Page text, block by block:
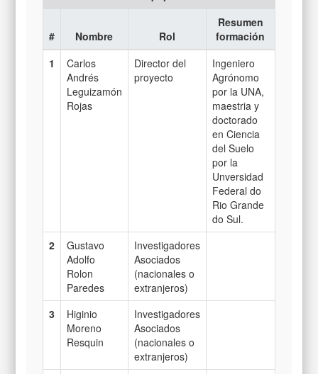
# Nombre Rol
Resumen
formación
1
Carlos
Andrés
Leguizamón
Rojas
Director del
proyecto
Ingeniero
Agrónomo
por la UNA,
maestria y
doctorado
en Ciencia
del Suelo
por la
Unversidad
Federal do
Rio Grande
do Sul.
2
Gustavo
Adolfo
Rolon
Paredes
Investigadores
Asociados
(nacionales o
extranjeros)
3
Higinio
Moreno
Resquin
Investigadores
Asociados
(nacionales o
extranjeros)